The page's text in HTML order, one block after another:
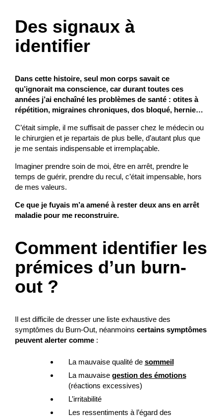
Des signaux à
identifier
Dans cette histoire, seul mon corps savait ce
qu’ignorait ma conscience, car durant toutes ces
années j’ai enchaîné les problèmes de santé : otites à
répétition, migraines chroniques, dos bloqué, hernie…
C’était simple, il me suffisait de passer chez le médecin ou
le chirurgien et je repartais de plus belle, d’autant plus que
je me sentais indispensable et irremplaçable.
Imaginer prendre soin de moi, être en arrêt, prendre le
temps de guérir, prendre du recul, c’était impensable, hors
de mes valeurs.
Ce que je fuyais m’a amené à rester deux ans en arrêt
maladie pour me reconstruire.
Comment identifier les
prémices d’un burn-
out ?
Il est difficile de dresser une liste exhaustive des
symptômes du Burn-Out, néanmoins certains symptômes
peuvent alerter comme:
La mauvaise qualité de sommeil
La mauvaise gestion des émotions
(réactions excessives)
L’irritabilité
Les ressentiments à l’égard des